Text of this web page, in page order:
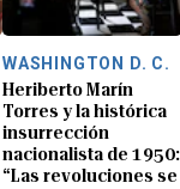
WASHINGTON D. C.
Heriberto Marín
Torres y la histórica
insurrección
nacionalista de 1950:
“Las revoluciones se